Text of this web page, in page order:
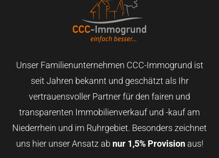
Unser Familienunternehmen CCC-Immogrund ist
seit Jahren bekannt und geschätzt als Ihr
vertrauensvoller Partner für den fairen und
transparenten Immobilienverkauf und -kauf am
Niederrhein und im Ruhrgebiet. Besonders zeichnet
uns hier unser Ansatz ab nur 1,5% Provisionaus!